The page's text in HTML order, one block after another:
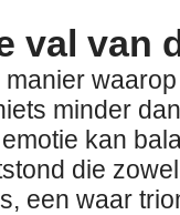
val van
manier
minder
kan
die
een waar